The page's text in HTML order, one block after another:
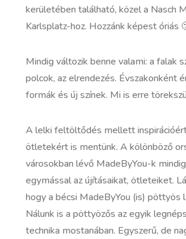
kerületében található, közel a Nasch
Karlsplatz-hoz. Hozzánk képest óriás
Mindig változik benne valami: a falak
polcok, az elrendezés. Évszakonként
formák és új színek. Mi is erre
A lelki feltöltődés mellett
ötletekért is mentünk. A kölönböző
városokban lévő MadeByYou-k
egymással az újításaikat, ötleteiket.
hogy a bécsi MadeByYou (is) pöttyös
Nálunk is a pöttyözős az egyik
technika mostanában. Egyszerű, de